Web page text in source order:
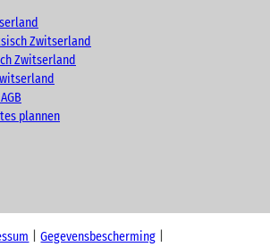
Zwitserland
Zwitserland
plannen
Gegevensbescherming